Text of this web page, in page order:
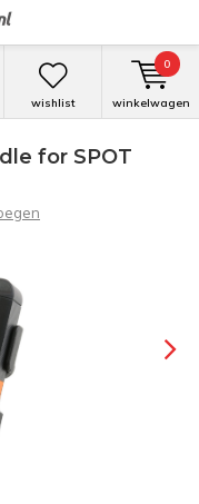
wishlist winkelwagen
0
for SPOT